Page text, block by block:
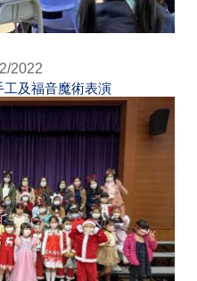
2022
及福音魔術表演